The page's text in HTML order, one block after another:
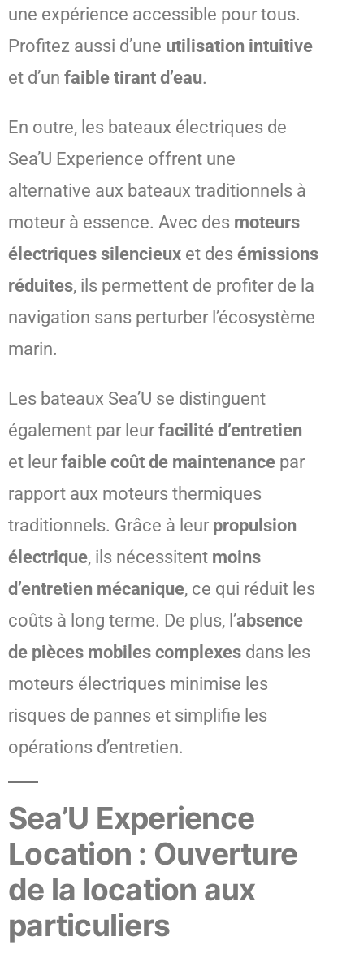
une expérience accessible pour tous.
Profitez aussi d’une utilisation intuitive
et d’un faible tirant d’eau.
En outre, les bateaux électriques de
Sea’U Experience offrent une
alternative aux bateaux traditionnels à
moteur à essence. Avec des moteurs
électriques silencieux et des émissions
réduites, ils permettent de profiter de la
navigation sans perturber l’écosystème
marin.
Les bateaux Sea’U se distinguent
également par leur facilité d’entretien
et leur faible coût de maintenance par
rapport aux moteurs thermiques
traditionnels. Grâce à leur propulsion
électrique, ils nécessitent moins
d’entretien mécanique, ce qui réduit les
coûts à long terme. De plus, l’absence
de pièces mobiles complexes dans les
moteurs électriques minimise les
risques de pannes et simplifie les
opérations d’entretien.
Sea’U Experience
Location : Ouverture
de la location aux
particuliers